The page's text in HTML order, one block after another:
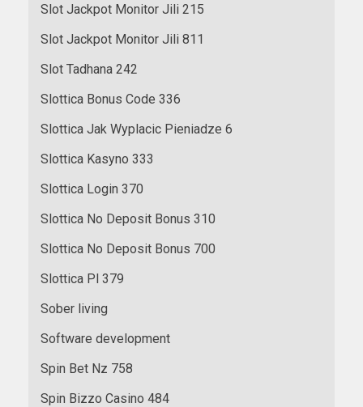
Slot Jackpot Monitor Jili 215
Slot Jackpot Monitor Jili 811
Slot Tadhana 242
Slottica Bonus Code 336
Slottica Jak Wyplacic Pieniadze 6
Slottica Kasyno 333
Slottica Login 370
Slottica No Deposit Bonus 310
Slottica No Deposit Bonus 700
Slottica Pl 379
Sober living
Software development
Spin Bet Nz 758
Spin Bizzo Casino 484